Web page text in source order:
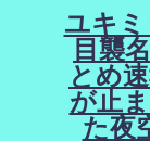
ユキ
目襲
とめ
が止
た夜